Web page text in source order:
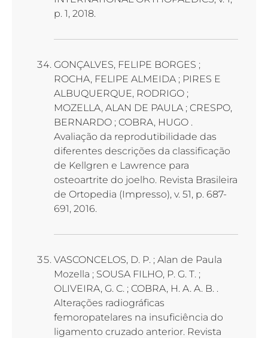
p. 1, 2018.
GONÇALVES, FELIPE BORGES ;
ROCHA, FELIPE ALMEIDA ; PIRES E
ALBUQUERQUE, RODRIGO ;
MOZELLA, ALAN DE PAULA ; CRESPO,
BERNARDO ; COBRA, HUGO .
Avaliação da reprodutibilidade das
diferentes descrições da classificação
de Kellgren e Lawrence para
osteoartrite do joelho. Revista Brasileira
de Ortopedia (Impresso), v. 51, p. 687-
691, 2016.
VASCONCELOS, D. P. ; Alan de Paula
Mozella ; SOUSA FILHO, P. G. T. ;
OLIVEIRA, G. C. ; COBRA, H. A. A. B. .
Alterações radiográficas
femoropatelares na insuficiência do
ligamento cruzado anterior. Revista